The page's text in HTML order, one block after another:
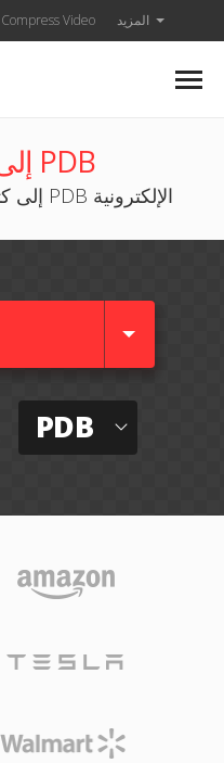
Compress Video المزيد
محول XLS إلى PDB
صدّر بيانات جداول XLS إلى كتب PDB الإلكترونية
PDB